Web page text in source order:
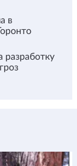
в
разработку